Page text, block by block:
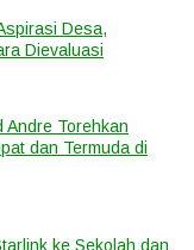
Desa,
Dievaluasi
Andre Torehkan
dan Termuda di
ke Sekolah dan